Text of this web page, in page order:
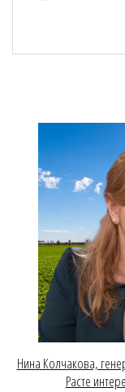
Нина Колчакова,
Расте